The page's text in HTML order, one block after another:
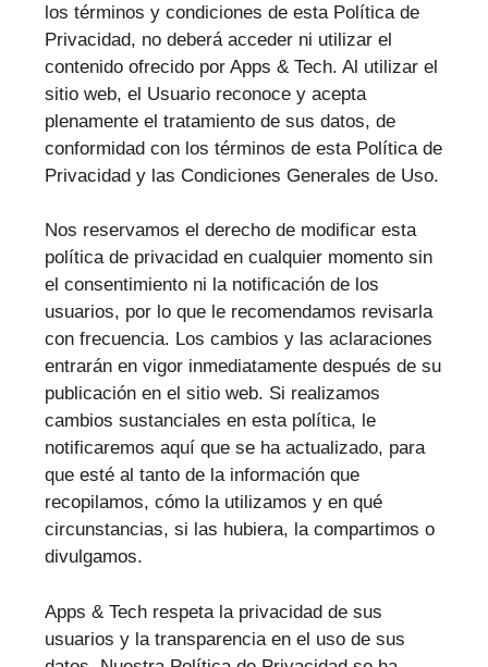
los términos y condiciones de esta Política de
Privacidad, no deberá acceder ni utilizar el
contenido ofrecido por Apps & Tech. Al utilizar el
sitio web, el Usuario reconoce y acepta
plenamente el tratamiento de sus datos, de
conformidad con los términos de esta Política de
Privacidad y las Condiciones Generales de Uso.
Nos reservamos el derecho de modificar esta
política de privacidad en cualquier momento sin
el consentimiento ni la notificación de los
usuarios, por lo que le recomendamos revisarla
con frecuencia. Los cambios y las aclaraciones
entrarán en vigor inmediatamente después de su
publicación en el sitio web. Si realizamos
cambios sustanciales en esta política, le
notificaremos aquí que se ha actualizado, para
que esté al tanto de la información que
recopilamos, cómo la utilizamos y en qué
circunstancias, si las hubiera, la compartimos o
divulgamos.
Apps & Tech respeta la privacidad de sus
usuarios y la transparencia en el uso de sus